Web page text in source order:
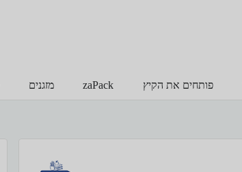
פותחים את הקיץ zaPack מזגנים